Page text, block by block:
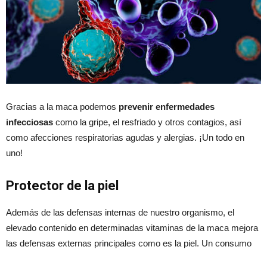
Gracias a la maca podemos prevenir enfermedades
infecciosas como la gripe, el resfriado y otros contagios, así
como afecciones respiratorias agudas y alergias. ¡Un todo en
uno!
Protector de la piel
Además de las defensas internas de nuestro organismo, el
elevado contenido en determinadas vitaminas de la maca mejora
las defensas externas principales como es la piel. Un consumo